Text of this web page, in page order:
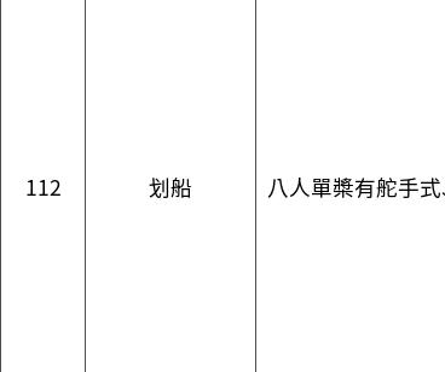
112 划船 八人單槳有舵手